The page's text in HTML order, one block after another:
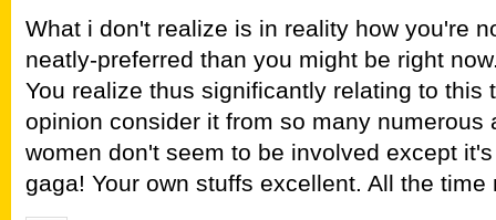
What i don't realize is in reality how you're
neatly-preferred than you might be right
You realize thus significantly relating to this
opinion consider it from so many numerous
women don't seem to be involved except
gaga! Your own stuffs excellent. All the time